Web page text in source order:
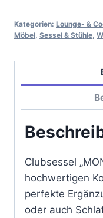
Kategorien: Lounge- &
Möbel Sessel & Stühle
Clubsessel
hochwertigen
perfekte
oder auch